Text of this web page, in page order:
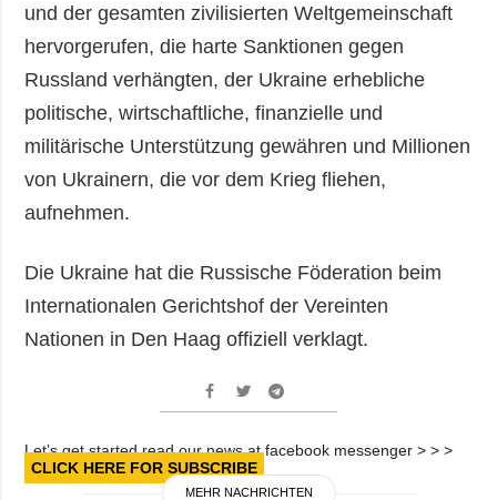
und der gesamten zivilisierten Weltgemeinschaft
hervorgerufen, die harte Sanktionen gegen
Russland verhängten, der Ukraine erhebliche
politische, wirtschaftliche, finanzielle und
militärische Unterstützung gewähren und Millionen
von Ukrainern, die vor dem Krieg fliehen,
aufnehmen.
Die Ukraine hat die Russische Föderation beim
Internationalen Gerichtshof der Vereinten
Nationen in Den Haag offiziell verklagt.
Let’s get started read our news at facebook messenger > > >
CLICK HERE FOR SUBSCRIBE
MEHR NACHRICHTEN